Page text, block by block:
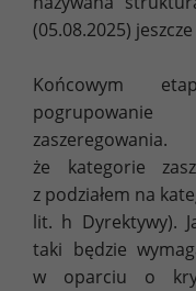
(05.08.2025)
Końcowym
że kategorie
z podziałem na
lit. h Dyrektywy).
taki będzie
w oparciu o